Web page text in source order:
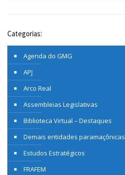
Categorias:
Agenda do GMG
APJ
Arco Real
Assembleias Legislativas
Biblioteca Virtual – Destaques
Demais entidades paramaçônicas
Estudos Estratégicos
FRAFEM